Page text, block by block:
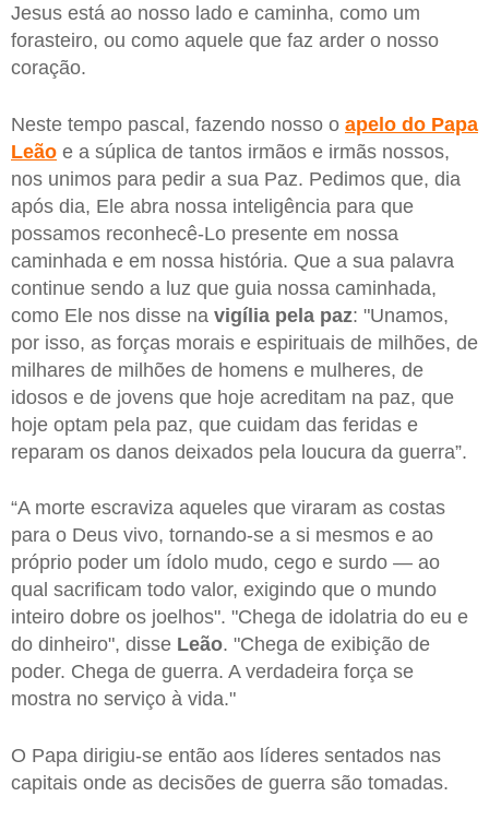
Jesus está ao nosso lado e caminha, como um
forasteiro, ou como aquele que faz arder o nosso
coração.
Neste tempo pascal, fazendo nosso o apelo do Papa
Leão e a súplica de tantos irmãos e irmãs nossos,
nos unimos para pedir a sua Paz. Pedimos que, dia
após dia, Ele abra nossa inteligência para que
possamos reconhecê-Lo presente em nossa
caminhada e em nossa história. Que a sua palavra
continue sendo a luz que guia nossa caminhada,
como Ele nos disse na vigília pela paz: "Unamos,
por isso, as forças morais e espirituais de milhões, de
milhares de milhões de homens e mulheres, de
idosos e de jovens que hoje acreditam na paz, que
hoje optam pela paz, que cuidam das feridas e
reparam os danos deixados pela loucura da guerra”.
“A morte escraviza aqueles que viraram as costas
para o Deus vivo, tornando-se a si mesmos e ao
próprio poder um ídolo mudo, cego e surdo — ao
qual sacrificam todo valor, exigindo que o mundo
inteiro dobre os joelhos". "Chega de idolatria do eu e
do dinheiro", disse Leão. "Chega de exibição de
poder. Chega de guerra. A verdadeira força se
mostra no serviço à vida."
O Papa dirigiu-se então aos líderes sentados nas
capitais onde as decisões de guerra são tomadas.